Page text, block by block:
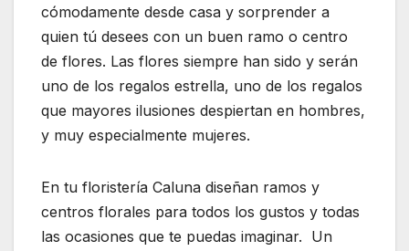
cómodamente desde casa y sorprender a
quien tú desees con un buen ramo o centro
de flores. Las flores siempre han sido y serán
uno de los regalos estrella, uno de los regalos
que mayores ilusiones despiertan en hombres,
y muy especialmente mujeres.
En tu floristería Caluna diseñan ramos y
centros florales para todos los gustos y todas
las ocasiones que te puedas imaginar. Un